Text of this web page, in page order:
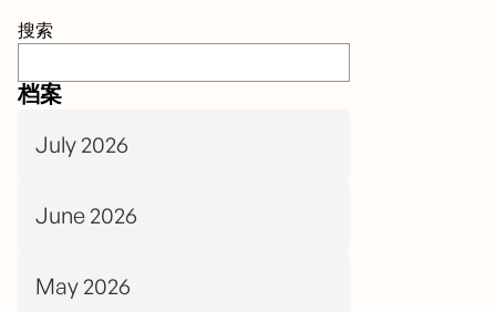
搜索
档案
July 2026
June 2026
May 2026